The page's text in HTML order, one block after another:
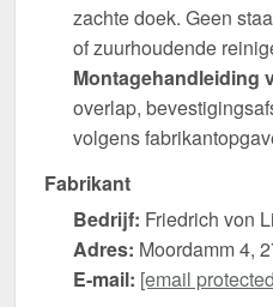
zachte doek. Geen
of zuurhoudende
Montagehandleiding
overlap,
volgens
Fabrikant
Bedrijf: Friedrich von
Adres: Moordamm 4,
E-mail: [email